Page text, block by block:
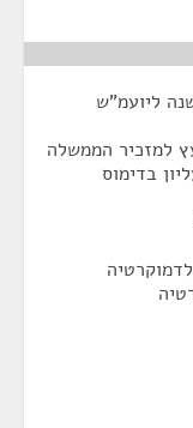
ליועמ"ש
למזכיר הממשלה
בדימוס